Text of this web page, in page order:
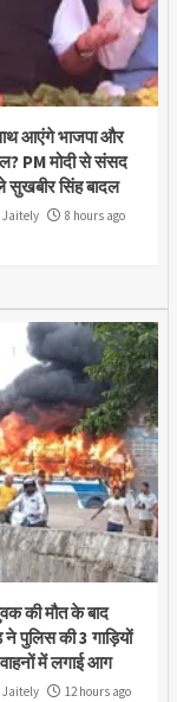
आएंगे भाजपा और
PM मोदी से संसद
सिंह बादल
Jaitely
8 hours ago
की मौत के बाद
ने पुलिस की 3 गाड़ियों
में लगाई आग
Jaitely
12 hours ago